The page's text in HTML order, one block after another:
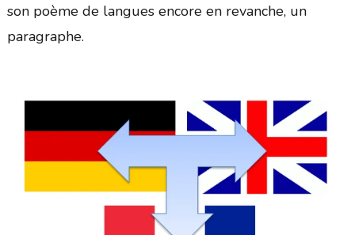
son poème de langues encore en revanche, un
paragraphe.